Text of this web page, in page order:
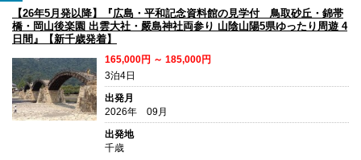
【26年5月発以降】『広島・平和記念資料館の見学付 鳥取砂丘・錦帯
橋・岡山後楽園 出雲大社・嚴島神社両参り 山陰山陽5県ゆったり周遊 4
日間』【新千歳発着】
165,000円 ～ 185,000円
3泊4日
出発月
2026年 09月
出発地
千歳